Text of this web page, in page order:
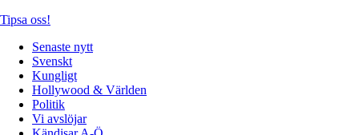
Tipsa oss!
Senaste nytt
Svenskt
Kungligt
Hollywood & Världen
Politik
Vi avslöjar